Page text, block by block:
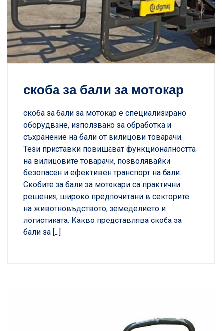
скоба за бали за мотокар
скоба за бали за мотокар е специализирано
оборудване, използвано за обработка и
съхранение на бали от вилицови товарачи.
Тези приставки повишават функционалността
на вилицовите товарачи, позволявайки
безопасен и ефективен транспорт на бали.
Скобите за бали за мотокари са практични
решения, широко предпочитани в секторите
на животновъдството, земеделието и
логистиката. Какво представлява скоба за
бали за [...]